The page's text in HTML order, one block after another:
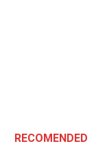
RECOMENDED